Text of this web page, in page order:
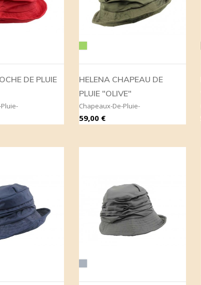
DE PLUIE
HELENA CHAPEAU DE
PLUIE "OLIVE"
Chapeaux-De-Pluie-
Prix
59,00 €